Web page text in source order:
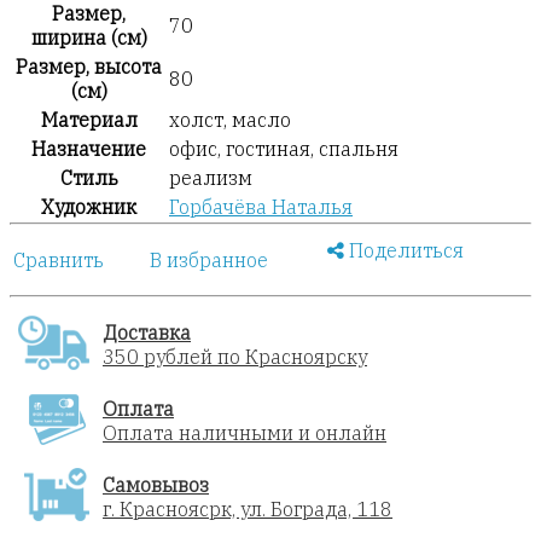
Размер,
ширина (см)
70
Размер, высота
(см)
80
Материал
холст, масло
Назначение
офис, гостиная, спальня
Стиль
реализм
Художник
Горбачёва Наталья
Сравнить В избранное Поделиться
Доставка
350 рублей по Красноярску
Оплата
Оплата наличными и онлайн
Самовывоз
г. Красноясрк, ул. Бограда, 118